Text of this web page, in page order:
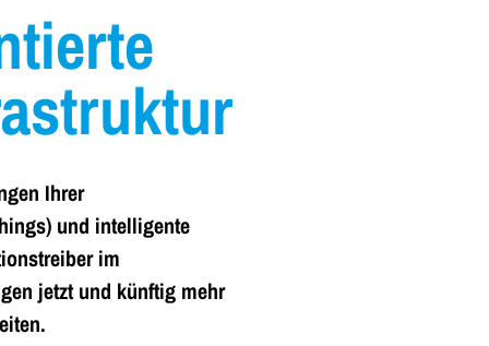
Ihrer
und intelligente
im
jetzt und künftig mehr